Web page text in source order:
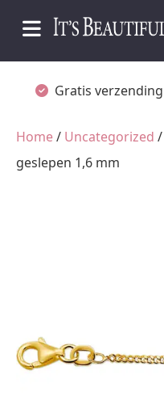
Gratis
Home/ Uncategorized
geslepen 1,6 mm